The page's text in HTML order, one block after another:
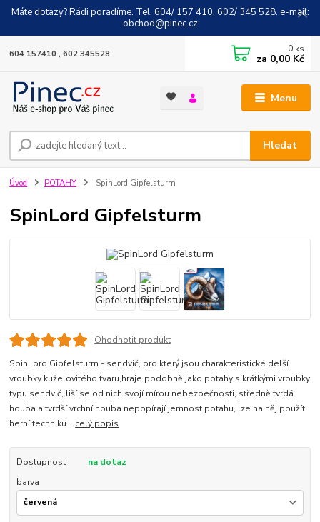
Máte dotazy? Rádi poradíme. Tel. 604/ 157 410, 602/ 345 528. e-mail:
obchod@pinec.cz
Menu
Hledat
604 157410 , 602 345528 0 ks
za 0,00 Kč
Úvod POTAHY SpinLord Gipfelsturm
SpinLord Gipfelsturm
Ohodnotit produkt
SpinLord Gipfelsturm - sendvič, pro který jsou charakteristické delší
vroubky kuželovitého tvaru,hraje podobně jako potahy s krátkými vroubky
typu sendvič, liší se od nich svojí mírou nebezpečnosti, středně tvrdá
houba a tvrdší vrchní houba nepopírají jemnost potahu, lze na něj použít
herní techniku... celý popis
Dostupnost
na dotaz
barva